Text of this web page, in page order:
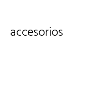
accesorios